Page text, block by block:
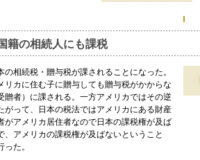
籍の相続人にも課税
相続税・贈与税が課されることになった。
カに住む子に贈与しても贈与税がかからな
者）に課される。一方アメリカではその逆
って、日本の税法ではアメリカにある財産
アメリカ居住者なので日本の課税権が及ば
アメリカの課税権が及ばないということ
た。